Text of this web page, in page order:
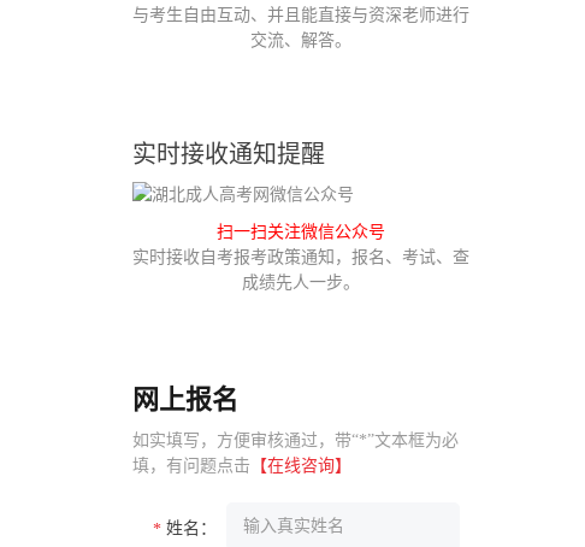
与考生自由互动、并且能直接与资深老师进行
交流、解答。
实时接收通知提醒
扫一扫关注微信公众号
实时接收自考报考政策通知，报名、考试、查
成绩先人一步。
网上报名
如实填写，方便审核通过，带“*”文本框为必
填，有问题点击 【在线咨询】
* 姓名：